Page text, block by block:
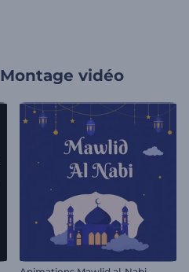
Montage vidéo